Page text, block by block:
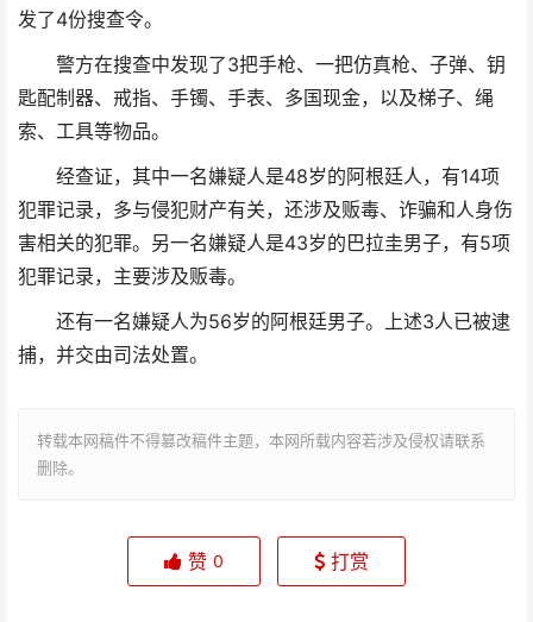
发了4份搜查令。
警方在搜查中发现了3把手枪、一把仿真枪、子弹、钥
匙配制器、戒指、手镯、手表、多国现金，以及梯子、绳
索、工具等物品。
经查证，其中一名嫌疑人是48岁的阿根廷人，有14项
犯罪记录，多与侵犯财产有关，还涉及贩毒、诈骗和人身伤
害相关的犯罪。另一名嫌疑人是43岁的巴拉圭男子，有5项
犯罪记录，主要涉及贩毒。
还有一名嫌疑人为56岁的阿根廷男子。上述3人已被逮
捕，并交由司法处置。
转载本网稿件不得篡改稿件主题，本网所载内容若涉及侵权请联系
删除。
赞 0 打赏